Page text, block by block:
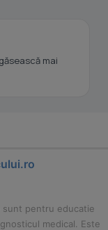
mai
sunt pentru educatie
medical. Este